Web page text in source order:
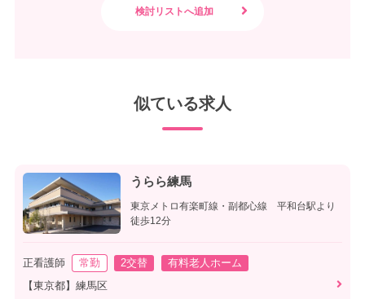
似ている求人
うらら練馬
東京メトロ有楽町線・副都心線 平和台駅より
徒歩12分
正看護師 常勤 2交替
有料老人ホーム
【東京都】練馬区